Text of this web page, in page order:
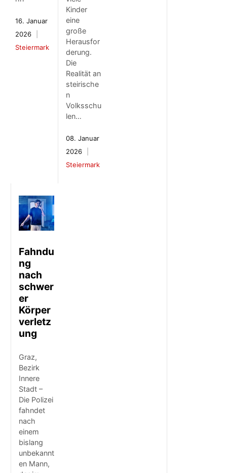
16. Januar
2026
Steiermark
Kinder
eine
große
Herausfor
derung.
Die
Realität an
steirische
n
Volksschu
len…
08. Januar
2026
Steiermark
Fahndu
ng
nach
schwer
er
Körper
verletz
ung
Graz,
Bezirk
Innere
Stadt –
Die Polizei
fahndet
nach
einem
bislang
unbekannt
en Mann,